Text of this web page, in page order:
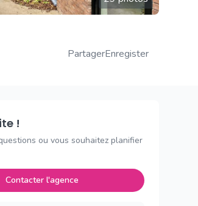
PartagerEnregister
!
ou vous souhaitez planifier
Contacter l'agence